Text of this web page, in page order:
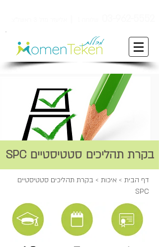
בקרת תהליכים סטטיסטיים SPC
דף הבית > איכות > בקרת תהליכים סטטיסטיים
SPC